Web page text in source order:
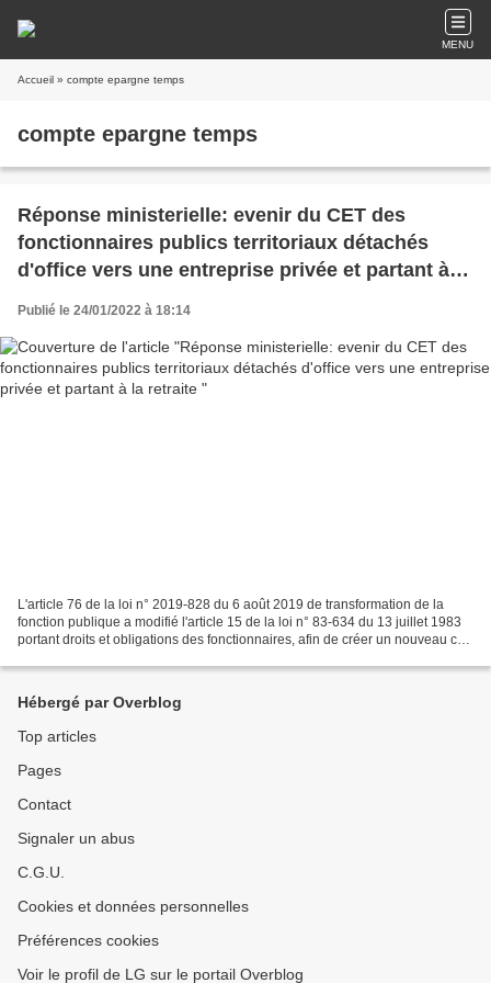
MENU
Accueil » compte epargne temps
compte epargne temps
Réponse ministerielle: evenir du CET des
fonctionnaires publics territoriaux détachés
d'office vers une entreprise privée et partant à la
retraite
Publié le 24/01/2022 à 18:14
L'article 76 de la loi n° 2019-828 du 6 août 2019 de transformation de la
fonction publique a modifié l'article 15 de la loi n° 83-634 du 13 juillet 1983
portant droits et obligations des fonctionnaires, afin de créer un nouveau cas
Hébergé par Overblog
Top articles
Pages
Contact
Signaler un abus
C.G.U.
Cookies et données personnelles
Préférences cookies
Voir le profil de LG sur le portail Overblog